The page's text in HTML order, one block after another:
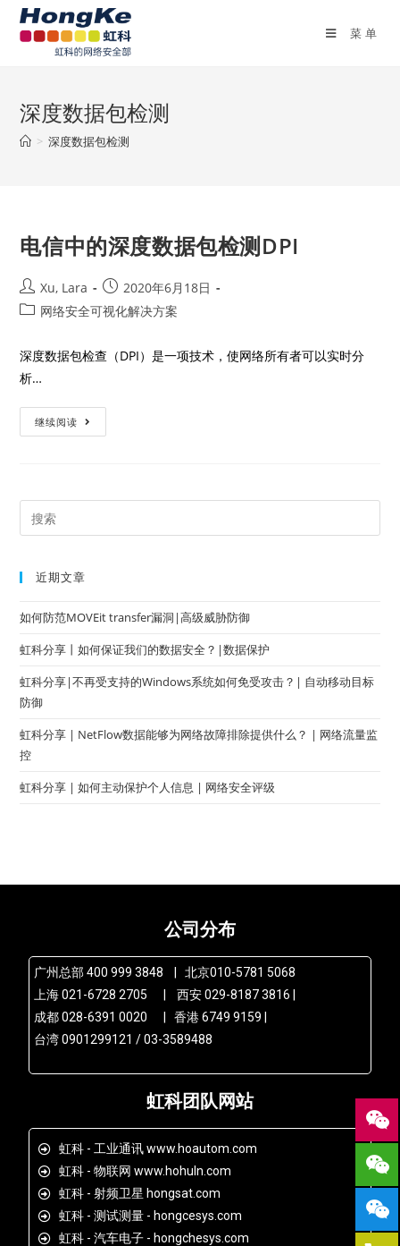
菜单
深度数据包检测
> 深度数据包检测
电信中的深度数据包检测DPI
Xu, Lara
2020年6月18日
网络安全可视化解决方案
深度数据包检查（DPI）是一项技术，使网络所有者可以实时分
析…
继续阅读
近期文章
如何防范MOVEit transfer漏洞|高级威胁防御
虹科分享丨如何保证我们的数据安全？|数据保护
虹科分享|不再受支持的Windows系统如何免受攻击？| 自动移动目标
防御
虹科分享 | NetFlow数据能够为网络故障排除提供什么？ | 网络流量监
控
虹科分享 | 如何主动保护个人信息 | 网络安全评级
公司分布
广州总部 400 999 3848 | 北京010-5781 5068
上海 021-6728 2705 | 西安 029-8187 3816 |
成都 028-6391 0020 | 香港 6749 9159 |
台湾 0901299121 / 03-3589488
虹科团队网站
虹科 - 工业通讯 www.hoautom.com
虹科 - 物联网 www.hohuln.com
虹科 - 射频卫星 hongsat.com
虹科 - 测试测量 - hongcesys.com
虹科 - 汽车电子 - hongchesys.com